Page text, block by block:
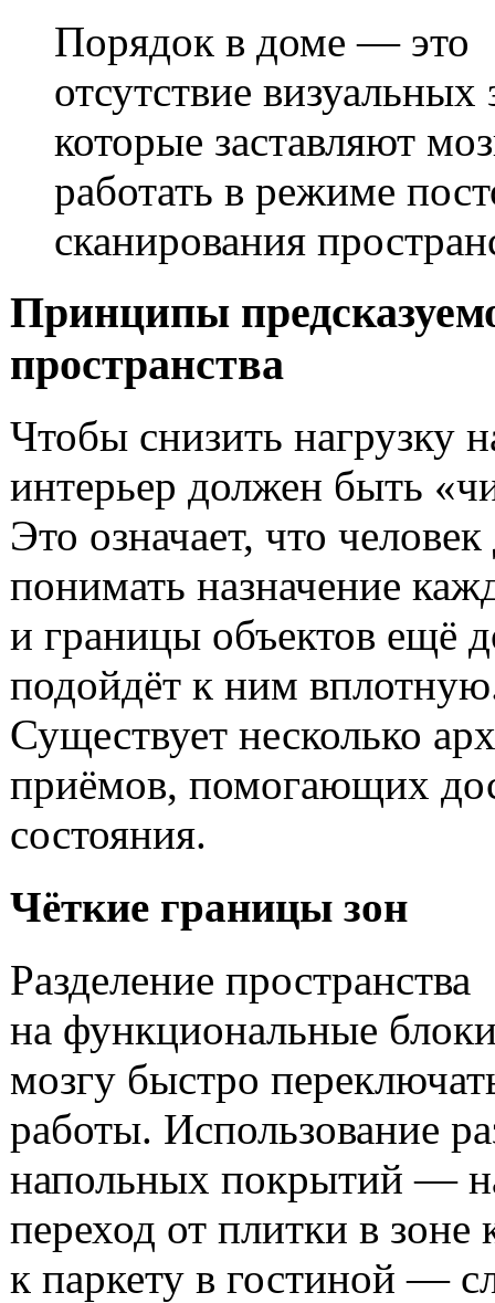
Порядок в доме — это
отсутствие визуальных
которые заставляют
работать в режиме
сканирования
Принципы
пространства
Чтобы снизить нагрузку
интерьер должен быть
Это означает, что
понимать назначение
и границы объектов ещё
подойдёт к ним
Существует несколько
приёмов, помогающих
состояния.
Чёткие границы зон
Разделение пространства
на функциональные
мозгу быстро
работы. Использование
напольных покрытий —
переход от плитки в зоне
к паркету в гостиной —